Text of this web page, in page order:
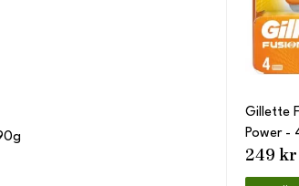
Gillette
Power -
249 kr